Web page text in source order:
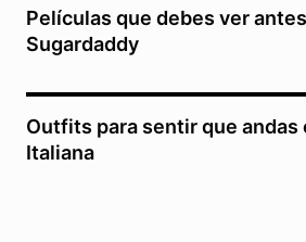
Películas que debes ver
Sugardaddy
Outfits para sentir que andas
Italiana